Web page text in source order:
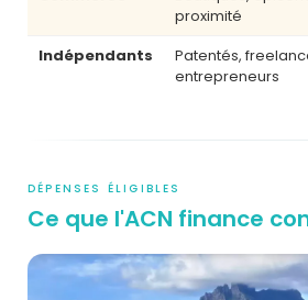
proximité
Indépendants
Patentés,
entrepreneurs
DÉPENSES ÉLIGIBLES
Ce que l'ACN finance